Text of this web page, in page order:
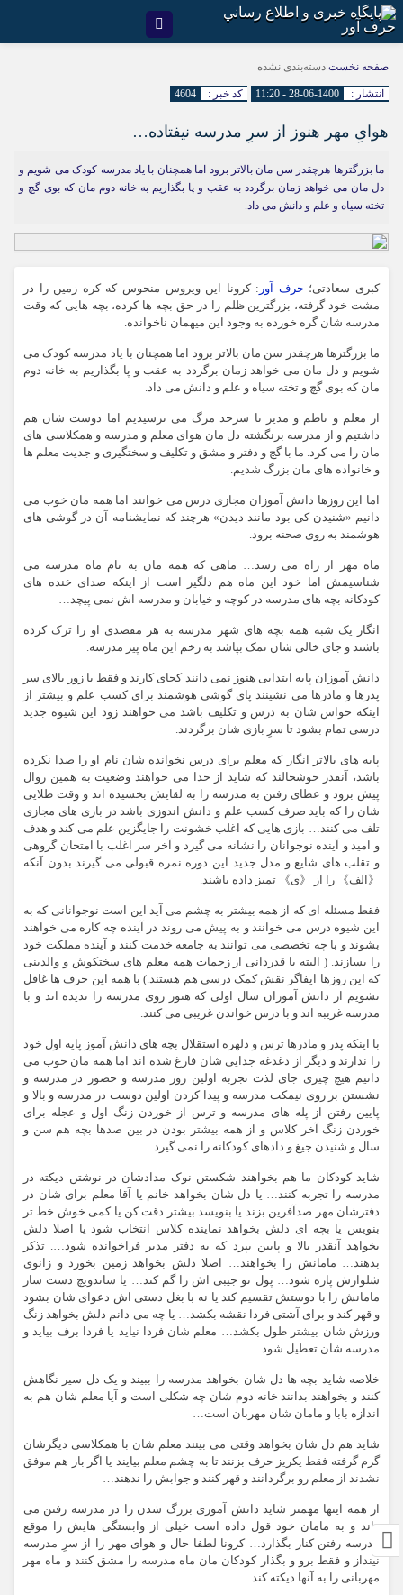
صفحه نخست دسته‌بندی نشده
انتشار : 1400-06-28 - 11:20 کد خبر : 4604
هوایِ مهر هنوز از سرِ مدرسه نیفتاده…
ما بزرگترها هرچقدر سن مان بالاتر برود اما همچنان با یاد مدرسه کودک می شویم و
دل مان می خواهد زمان برگردد به عقب و پا بگذاریم به خانه دوم مان که بوی گچ و
تخته سیاه و علم و دانش می داد.
کبری سعادتی؛ حرف آور :کرونا این ویروس منحوس که کره زمین را در
مشت خود گرفته، بزرگترین ظلم را در حق بچه ها کرده، بچه هایی که وقت
مدرسه شان گره خورده به وجود این میهمان ناخوانده.
ما بزرگترها هرچقدر سن مان بالاتر برود اما همچنان با یاد مدرسه کودک می
شویم و دل مان می خواهد زمان برگردد به عقب و پا بگذاریم به خانه دوم
مان که بوی گچ و تخته سیاه و علم و دانش می داد.
از معلم و ناظم و مدیر تا سرحد مرگ می ترسیدیم اما دوست شان هم
داشتیم و از مدرسه برنگشته دل مان هوای معلم و مدرسه و همکلاسی های
مان را می کرد. ما با گچ و دفتر و مشق و تکلیف و سختگیری و جدیت معلم ها
و خانواده های مان بزرگ شدیم.
اما این روزها دانش آموزان مجازی درس می خوانند اما همه مان خوب می
دانیم «شنیدن کی بود مانند دیدن» هرچند که نمایشنامه آن در گوشی های
هوشمند به روی صحنه برود.
ماه مهر از راه می رسد… ماهی که همه مان به نام ماه مدرسه می
شناسیمش اما خود این ماه هم دلگیر است از اینکه صدای خنده های
کودکانه بچه های مدرسه در کوچه و خیابان و مدرسه اش نمی پیچد…
انگار یک شبه همه بچه های شهر مدرسه به هر مقصدی او را ترک کرده
باشند و جای خالی شان نمک بپاشد به زخم این ماه پیر مدرسه.
دانش آموزان پایه ابتدایی هنوز نمی دانند کجای کارند و فقط با زور بالای سر
پدرها و مادرها می نشینند پای گوشی هوشمند برای کسب علم و بیشتر از
اینکه حواس شان به درس و تکلیف باشد می خواهند زود این شیوه جدید
درسی تمام بشود تا سرِ بازی شان برگردند.
پایه های بالاتر انگار که معلم برای درس نخوانده شان نام او را صدا نکرده
باشد، آنقدر خوشحالند که شاید از خدا می خواهند وضعیت به همین روال
پیش برود و عطای رفتن به مدرسه را به لقایش بخشیده اند و وقت طلایی
شان را که باید صرف کسب علم و دانش اندوزی باشد در بازی های مجازی
تلف می کنند… بازی هایی که اغلب خشونت را جایگزین علم می کند و هدف
و امید و آینده نوجوانان را نشانه می گیرد و آخر سر اغلب با امتحان گروهی
و تقلب های شایع و مدل جدید این دوره نمره قبولی می گیرند بدون آنکه
《الف》 را از 《ی》 تمیز داده باشند.
فقط مسئله ای که از همه بیشتر به چشم می آید این است نوجوانانی که به
این شیوه درس می خوانند و به پیش می روند در آینده چه کاره می خواهند
بشوند و با چه تخصصی می توانند به جامعه خدمت کنند و آینده مملکت خود
را بسازند. ( البته با قدردانی از زحمات همه معلم های سختکوش و والدینی
که این روزها ایفاگر نقش کمک درسی هم هستند.) با همه این حرف ها غافل
نشویم از دانش آموزان سال اولی که هنوز روی مدرسه را ندیده اند و با
مدرسه غریبه اند و با درس خواندن غریبی می کنند.
با اینکه پدر و مادرها ترس و دلهره استقلال بچه های دانش آموز پایه اول خود
را ندارند و دیگر از دغدغه جدایی شان فارغ شده اند اما همه مان خوب می
دانیم هیچ چیزی جای لذت تجربه اولین روز مدرسه و حضور در مدرسه و
نشستن بر روی نیمکت مدرسه و پیدا کردن اولین دوست در مدرسه و بالا و
پایین رفتن از پله های مدرسه و ترس از خوردن زنگ اول و عجله برای
خوردن زنگ آخر کلاس و از همه بیشتر بودن در بین صدها بچه هم سن و
سال و شنیدن جیغ و دادهای کودکانه را نمی گیرد.
شاید کودکان ما هم بخواهند شکستن نوک مدادشان در نوشتن دیکته در
مدرسه را تجربه کنند… یا دل شان بخواهد خانم یا آقا معلم برای شان در
دفترشان مهر صدآفرین بزند یا بنویسد بیشتر دقت کن یا کمی خوش خط تر
بنویس یا بچه ای دلش بخواهد نماینده کلاس انتخاب شود یا اصلا دلش
بخواهد آنقدر بالا و پایین بپرد که به دفتر مدیر فراخوانده شود…. تذکر
بدهند… مامانش را بخواهند… اصلا دلش بخواهد زمین بخورد و زانوی
شلوارش پاره شود… پول تو جیبی اش را گم کند… یا ساندویچ دست ساز
مامانش را با دوستش تقسیم کند یا نه با بغل دستی اش دعوای شان بشود
و قهر کند و برای آشتی فردا نقشه بکشد… یا چه می دانم دلش بخواهد زنگ
ورزش شان بیشتر طول بکشد… معلم شان فردا نیاید یا فردا برف بیاید و
مدرسه شان تعطیل شود…
خلاصه شاید بچه ها دل شان بخواهد مدرسه را ببیند و یک دل سیر نگاهش
کنند و بخواهند بدانند خانه دوم شان چه شکلی است و آیا معلم شان هم به
اندازه بابا و مامان شان مهربان است…
شاید هم دل شان بخواهد وقتی می بینند معلم شان با همکلاسی دیگرشان
گرم گرفته فقط یکریز حرف بزنند تا به چشم معلم بیایند یا اگر باز هم موفق
نشدند از معلم رو برگردانند و قهر کنند و جوابش را ندهند…
از همه اینها مهمتر شاید دانش آموزی بزرگ شدن را در مدرسه رفتن می
داند و به مامان خود قول داده است خیلی از وابستگی هایش را موقع
مدرسه رفتن کنار بگذارد… کرونا لطفا حال و هوای مهر را از سرِ مدرسه
نینداز و فقط برو و بگذار کودکان مان ماه مدرسه را مشق کنند و ماه مهر
مهربانی را به آنها دیکته کند…